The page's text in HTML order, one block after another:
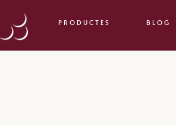
PRODUCTES BLOG